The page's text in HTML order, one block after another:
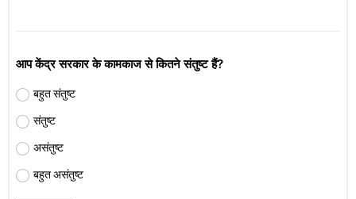
आप केंद्र सरकार के कामकाज से कितने संतुष्ट हैं?
बहुत संतुष्ट
संतुष्ट
असंतुष्ट
बहुत असंतुष्ट